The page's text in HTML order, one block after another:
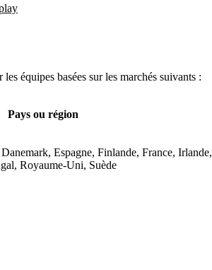
équipes basées sur les marchés suivants :
Pays ou région
Espagne, Finlande, France, Irlande,
Royaume-Uni, Suède